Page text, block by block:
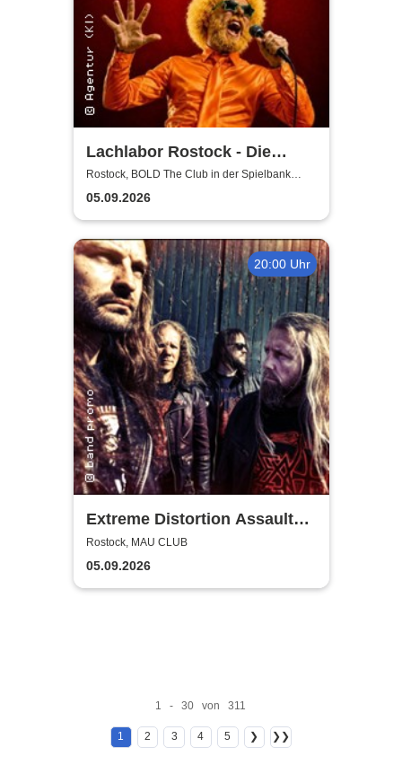
Lachlabor Rostock - Die
Comedy-Testbühne im BOLD
The Club
Rostock, BOLD The Club in der Spielbank
Rostock
05.09.2026
20:00 Uhr
Extreme Distortion Assault
XV
Rostock, MAU CLUB
05.09.2026
1 - 30 von 311
1 2 3 4 5 ❯ ❯❯